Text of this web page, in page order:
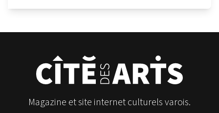
Magazine et site internet culturels varois.